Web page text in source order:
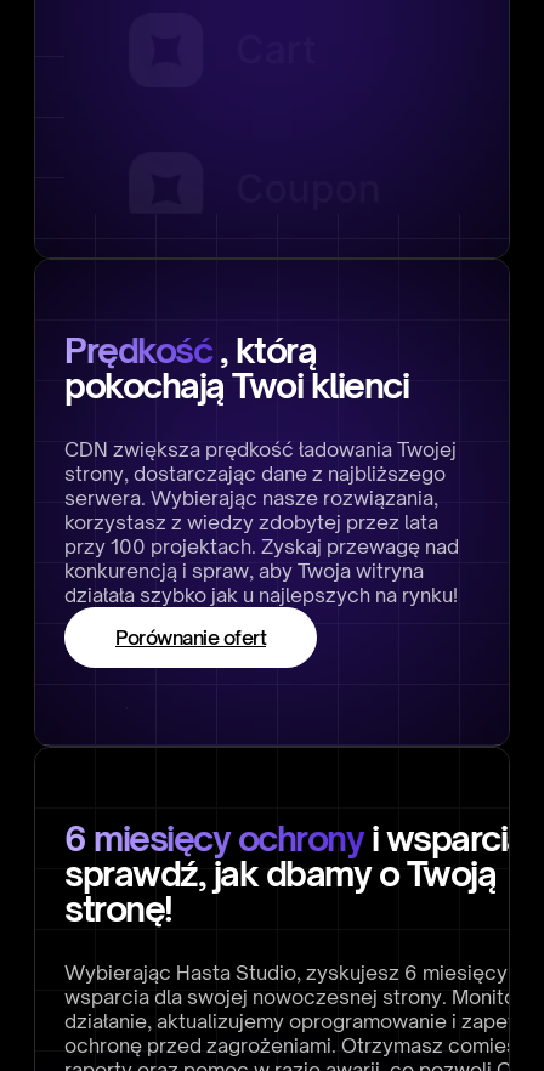
Prędkość, którą
pokochają Twoi klienci
CDN zwiększa prędkość ładowania Twojej
strony, dostarczając dane z najbliższego
serwera. Wybierając nasze rozwiązania,
korzystasz z wiedzy zdobytej przez lata
przy 100 projektach. Zyskaj przewagę nad
konkurencją i spraw, aby Twoja witryna
działała szybko jak u najlepszych na rynku!
Porównanie ofert
6 miesięcy ochronyi wsparcia
sprawdź, jak dbamy o Twoją
stronę!
Wybierając Hasta Studio, zyskujesz 6 miesięcy
wsparcia dla swojej nowoczesnej strony.
działanie, aktualizujemy oprogramowanie i
ochronę przed zagrożeniami. Otrzymasz